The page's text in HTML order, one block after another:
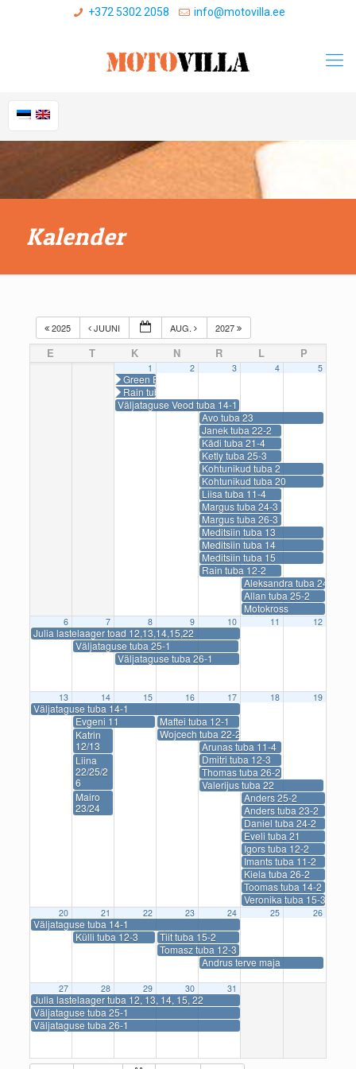
+372 5302 2058 info@motovilla.ee
Kalender
2025 JUUNI AUG. 2027
E T K N R L P
1
Green Energy tuba 12-2
Rain tuba 14-2
Väljataguse Veod tuba 14-1
2 3
Avo tuba 23
Janek tuba 22-2
Kädi tuba 21-4
Ketly tuba 25-3
Kohtunikud tuba 2
Kohtunikud tuba 20
Liisa tuba 11-4
Margus tuba 24-3
Margus tuba 26-3
Meditsiin tuba 13
Meditsiin tuba 14
Meditsiin tuba 15
Rain tuba 12-2
4
Aleksandra tuba 24
Allan tuba 25-2
Motokross
5
6
Julia lastelaager toad 12,13,14,15,22
7
Väljataguse tuba 25-1
8
Väljataguse tuba 26-1
9 10 11 12
13
Väljataguse tuba 14-1
14
Evgeni 11
Katrin
12/13
Liina
22/25/2
6
Mairo
23/24
15 16
Maftei tuba 12-1
Wojcech tuba 22-2
17
Arunas tuba 11-4
Dmitri tuba 12-3
Thomas tuba 26-2
Valerijus tuba 22
18
Anders 25-2
Anders tuba 23-2
Daniel tuba 24-2
Eveli tuba 21
Igors tuba 12-2
Imants tuba 11-2
Kiela tuba 26-2
Toomas tuba 14-2
Veronika tuba 15-3
19
20
Väljataguse tuba 14-1
21
Külli tuba 12-3
22 23
Tiit tuba 15-2
Tomasz tuba 12-3
24
Andrus terve maja
25 26
27
Julia lastelaager tuba 12, 13, 14, 15, 22
Väljataguse tuba 25-1
Väljataguse tuba 26-1
28 29 30 31